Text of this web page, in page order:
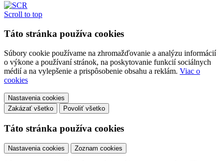
Scroll to top
Táto stránka používa cookies
Súbory cookie používame na zhromažďovanie a analýzu informácií
o výkone a používaní stránok, na poskytovanie funkcií sociálnych
médií a na vylepšenie a prispôsobenie obsahu a reklám. Viac o
cookies
Nastavenia cookies
Zakázať všetko
Povoliť všetko
Táto stránka používa cookies
Nastavenia cookies Zoznam cookies